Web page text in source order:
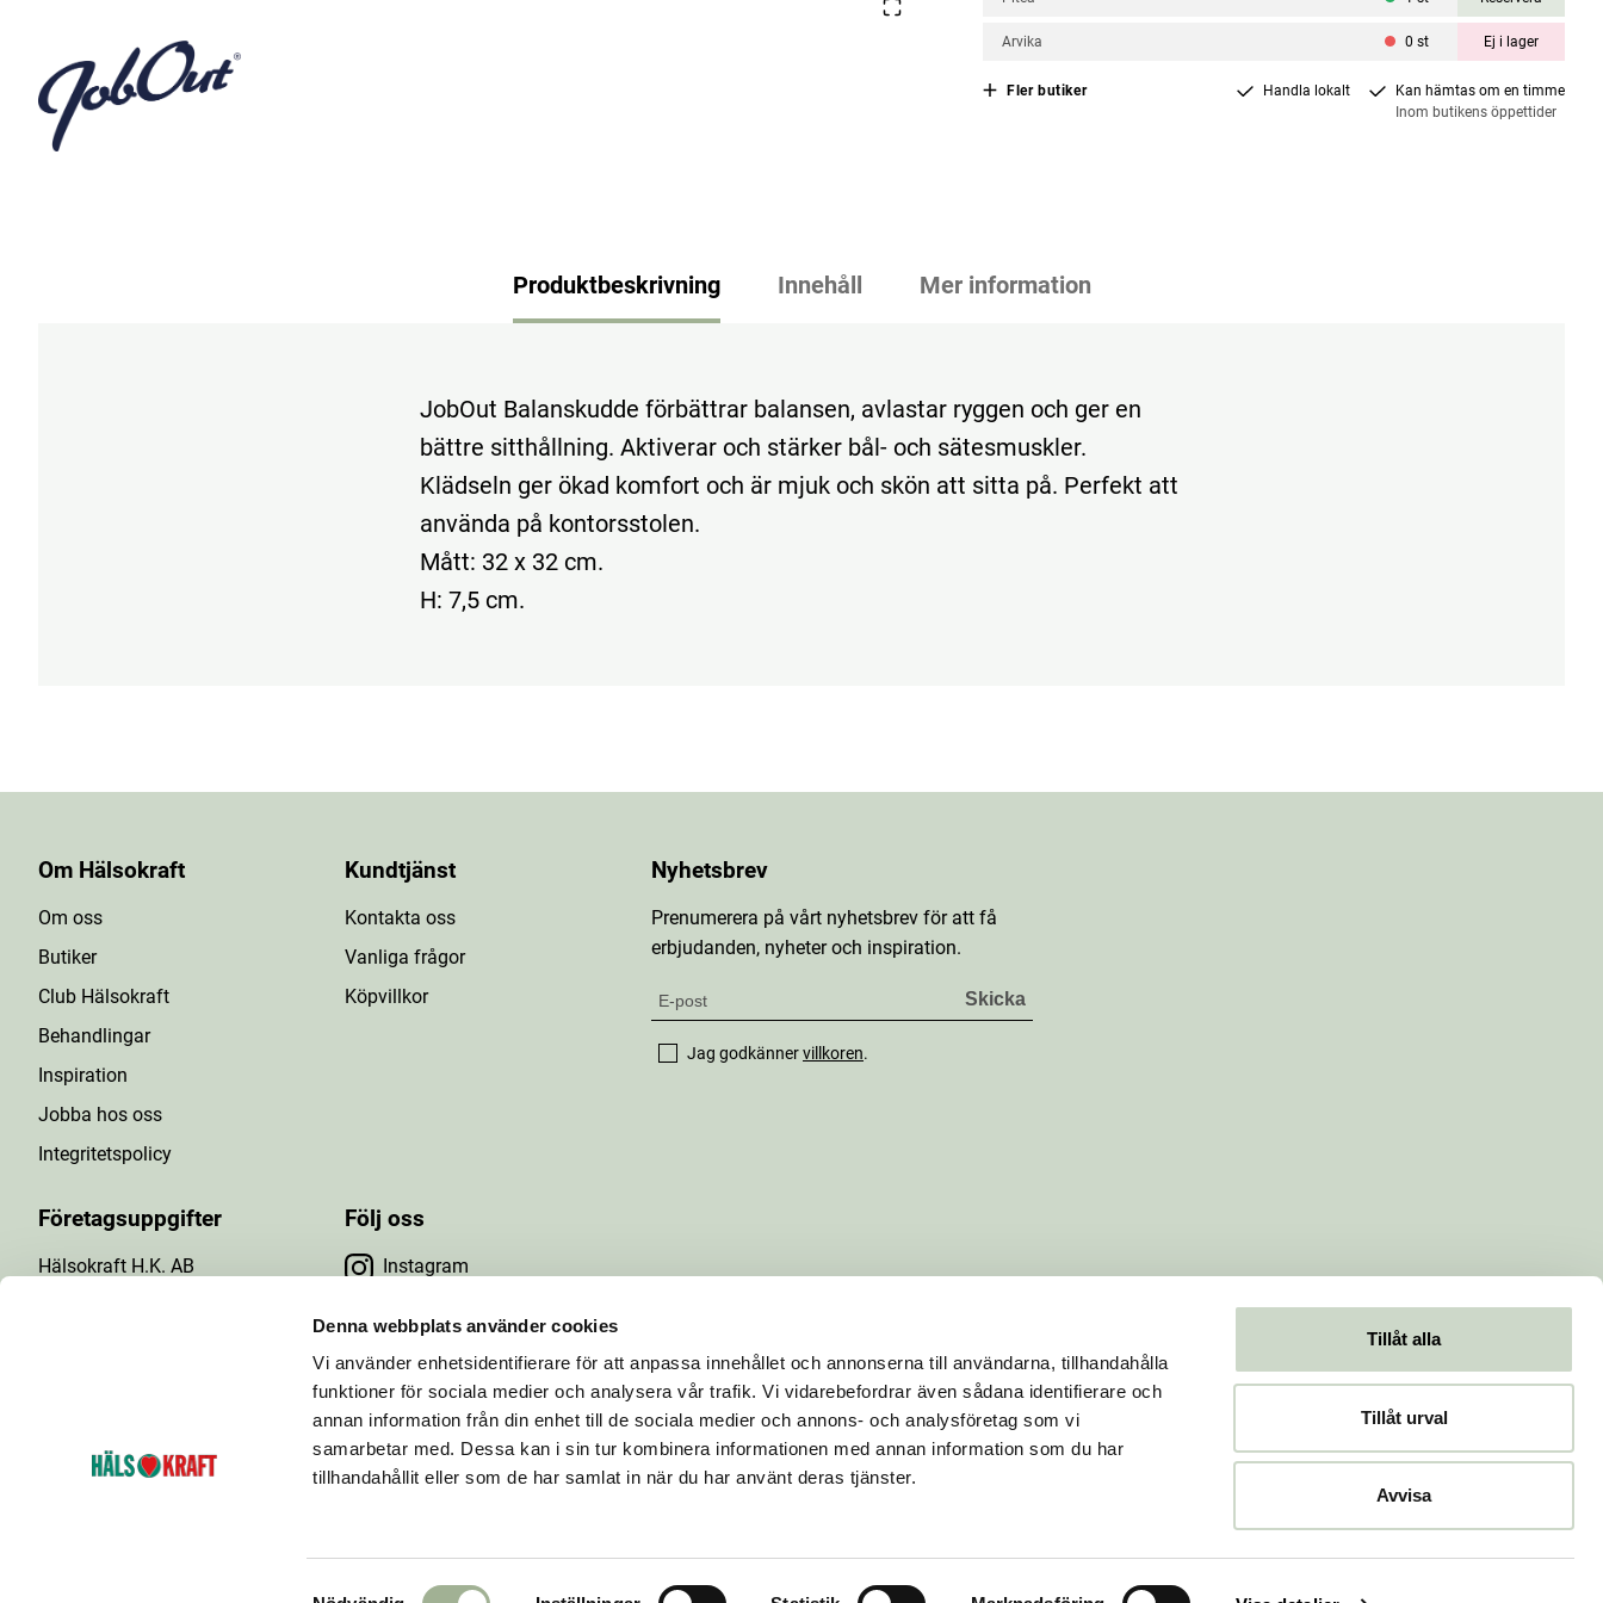
Denna webbplats använder cookies
Vi använder enhetsidentifierare för att anpassa innehållet och annonserna till användarna, tillhandahålla
funktioner för sociala medier och analysera vår trafik. Vi vidarebefordrar även sådana identifierare och
annan information från din enhet till de sociala medier och annons- och analysföretag som vi
samarbetar med. Dessa kan i sin tur kombinera informationen med annan information som du har
tillhandahållit eller som de har samlat in när du har använt deras tjänster.
Tillåt alla
Tillåt urval
Avvisa
Arvika 0 st Ej i lager
Fler butiker Handla lokalt
Kan hämtas om en timme
Inom butikens öppettider
Produktbeskrivning Innehåll Mer information
JobOut Balanskudde förbättrar balansen, avlastar ryggen och ger en
bättre sitthållning. Aktiverar och stärker bål- och sätesmuskler.
Klädseln ger ökad komfort och är mjuk och skön att sitta på. Perfekt att
använda på kontorsstolen.
Mått: 32 x 32 cm.
H: 7,5 cm.
Om Hälsokraft
Om oss
Butiker
Club Hälsokraft
Behandlingar
Inspiration
Jobba hos oss
Integritetspolicy
Kundtjänst
Kontakta oss
Vanliga frågor
Köpvillkor
Företagsuppgifter
Hälsokraft H.K. AB
Följ oss
Instagram
Facebook
YouTube
Nyhetsbrev
Prenumerera på vårt nyhetsbrev för att få
erbjudanden, nyheter och inspiration.
Jag godkännervillkoren.
bestående av ett 60-tal hälsokostbutiker som ägs och